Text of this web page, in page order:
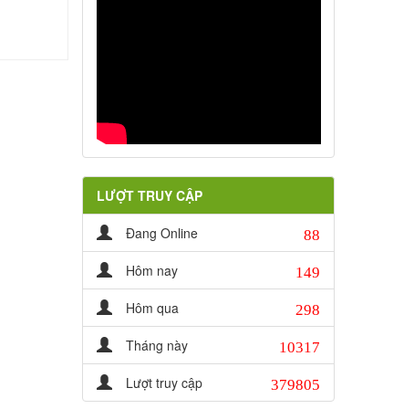
LƯỢT TRUY CẬP
Đang Online 88
Hôm nay 149
Hôm qua 298
Tháng này 10317
Lượt truy cập 379805